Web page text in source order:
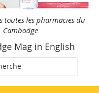
toutes les pharmacies du
Cambodge
Mag in English